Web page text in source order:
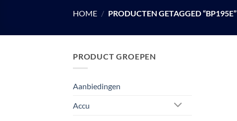
HOME / PRODUCTEN GETAGGED “BP195E”
PRODUCT GROEPEN
Aanbiedingen
Accu